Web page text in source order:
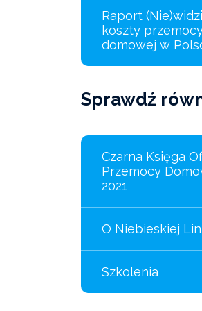
Raport
koszty
domowej w
Sprawdź
Czarna Księga
Przemocy
2021
O Niebieskiej
Szkolenia